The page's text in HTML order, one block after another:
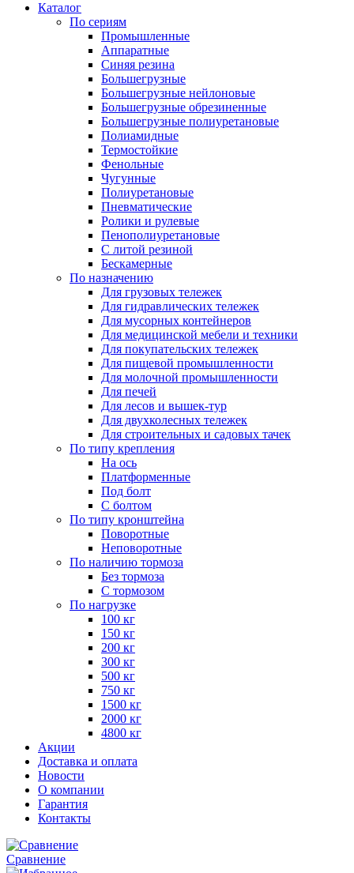
Каталог
По сериям
Промышленные
Аппаратные
Синяя резина
Большегрузные
Большегрузные нейлоновые
Большегрузные обрезиненные
Большегрузные полиуретановые
Полиамидные
Термостойкие
Фенольные
Чугунные
Полиуретановые
Пневматические
Ролики и рулевые
Пенополиуретановые
С литой резиной
Бескамерные
По назначению
Для грузовых тележек
Для гидравлических тележек
Для мусорных контейнеров
Для медицинской мебели и техники
Для покупательских тележек
Для пищевой промышленности
Для молочной промышленности
Для печей
Для лесов и вышек-тур
Для двухколесных тележек
Для строительных и садовых тачек
По типу крепления
На ось
Платформенные
Под болт
С болтом
По типу кронштейна
Поворотные
Неповоротные
По наличию тормоза
Без тормоза
С тормозом
По нагрузке
100 кг
150 кг
200 кг
300 кг
500 кг
750 кг
1500 кг
2000 кг
4800 кг
Акции
Доставка и оплата
Новости
О компании
Гарантия
Контакты
Сравнение